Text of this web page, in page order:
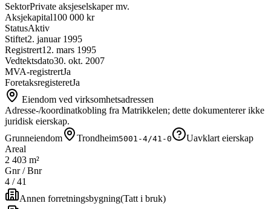
SektorPrivate aksjeselskaper mv.
Aksjekapital100 000 kr
StatusAktiv
Stiftet2. januar 1995
Registrert12. mars 1995
Vedtektsdato30. okt. 2007
MVA-registrertJa
ForetaksregisteretJa
Eiendom ved virksomhetsadressen
Adresse-/koordinatkobling fra Matrikkelen; dette dokumenterer ikke
juridisk eierskap.
Grunneiendom
Trondheim5001-4/41-0
Uavklart eierskap
Areal
2 403 m²
Gnr / Bnr
4 /41
Annen forretningsbygning(Tatt i bruk)